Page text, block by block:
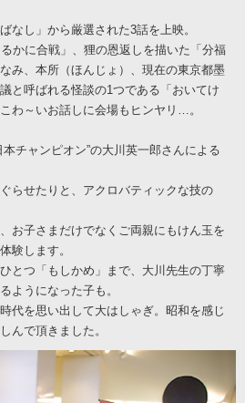
なし」から厳選された3話を上映。
かに合戦」、狸の恩返しを描いた「分福
み、本所（ほんじょ）、現在の東京都墨
と呼ばれる怪談の1つである「おいてけ
わ～いお話しに会場もヒンヤリ…。
チャンピオン”の大川英一郎さんによる
らせたりと、アクロバティックな技の
お子さまだけでなくご両親にもけん玉を
験します。
とつ「もしかめ」まで、大川先生の丁寧
ようになった子も。
代を思い出して大はしゃぎ。昭和を感じ
んで頂きました。